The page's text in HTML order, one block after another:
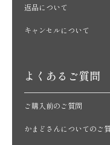
返品について
キャンセルについて
よくあるご質問
ご購入前のご質問
かまどさんについてのご